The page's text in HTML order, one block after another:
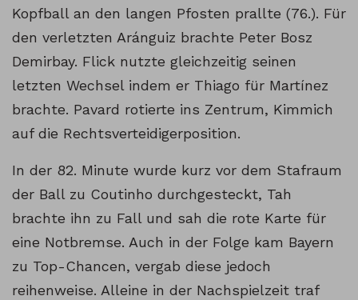
Kopfball an den langen Pfosten prallte (76.). Für
den verletzten Aránguiz brachte Peter Bosz
Demirbay. Flick nutzte gleichzeitig seinen
letzten Wechsel indem er Thiago für Martínez
brachte. Pavard rotierte ins Zentrum, Kimmich
auf die Rechtsverteidigerposition.
In der 82. Minute wurde kurz vor dem Stafraum
der Ball zu Coutinho durchgesteckt, Tah
brachte ihn zu Fall und sah die rote Karte für
eine Notbremse. Auch in der Folge kam Bayern
zu Top-Chancen, vergab diese jedoch
reihenweise. Alleine in der Nachspielzeit traf